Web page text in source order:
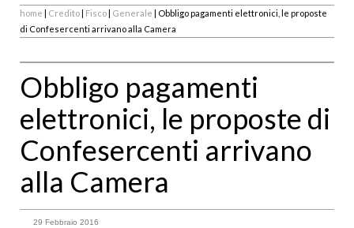
home | Credito| Fisco| Generale | Obbligo pagamenti elettronici, le proposte
di Confesercenti arrivano alla Camera
Obbligo pagamenti
elettronici, le proposte di
Confesercenti arrivano
alla Camera
29 Febbraio 2016